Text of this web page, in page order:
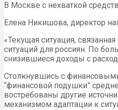
В Москве с нехваткой
Елена Никишова, директор
«Текущая ситуация,
ситуаций для россиян. По
снизившиеся доходы с
Столкнувшись с
“финансовой подушки”
востребованы другие
механизмом адаптации к